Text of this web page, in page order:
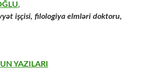
,
işçisi, filologiya elmləri doktoru,
YAZILARI